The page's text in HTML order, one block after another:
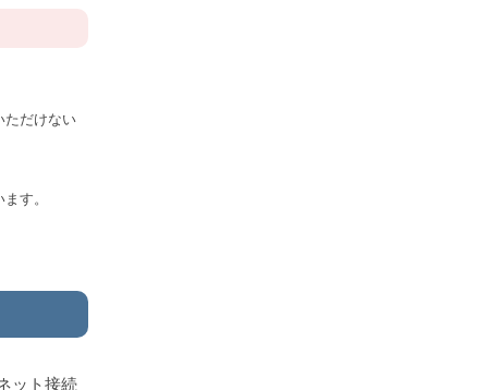
ただけない
す。
ット接続